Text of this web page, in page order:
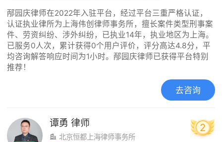
邴园庆律师在2022年入驻平台，经过平台三重严格认证，
认证执业律所为上海伟创律师事务所，擅长案件类型刑事案
件、劳资纠纷、涉外纠纷，已执业14年，执业地区为上海。
已服务0人次，累计获得0个用户评价，评分高达4.8分，平
均咨询解答响应时间为1小时。邴园庆律师已获得平台特别
推荐！
去咨询
谭勇 律师
北京恒都上海律师事务所
2